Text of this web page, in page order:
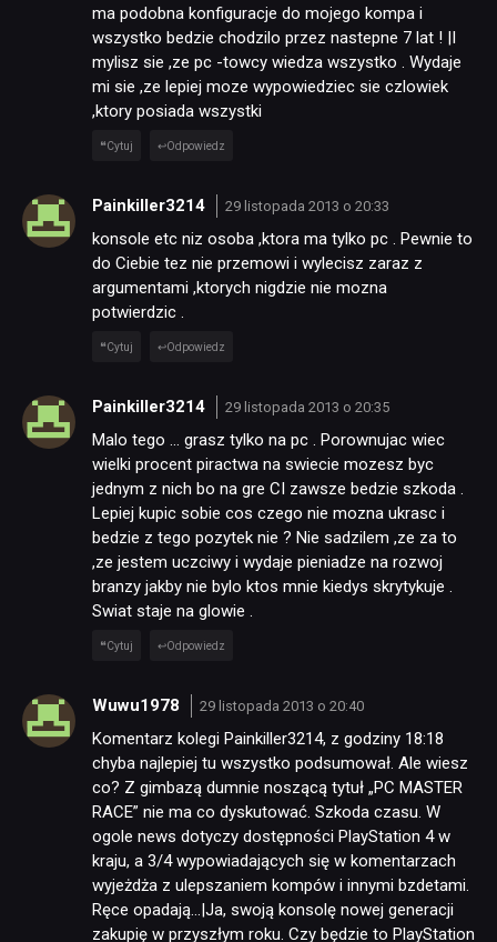
ma podobna konfiguracje do mojego kompa i
wszystko bedzie chodzilo przez nastepne 7 lat ! |I
mylisz sie ,ze pc -towcy wiedza wszystko . Wydaje
mi sie ,ze lepiej moze wypowiedziec sie czlowiek
,ktory posiada wszystki
Cytuj Odpowiedz
Painkiller3214 29 listopada 2013 o 20:33
konsole etc niz osoba ,ktora ma tylko pc . Pewnie to
do Ciebie tez nie przemowi i wylecisz zaraz z
argumentami ,ktorych nigdzie nie mozna
potwierdzic .
Cytuj Odpowiedz
Painkiller3214 29 listopada 2013 o 20:35
Malo tego … grasz tylko na pc . Porownujac wiec
wielki procent piractwa na swiecie mozesz byc
jednym z nich bo na gre CI zawsze bedzie szkoda .
Lepiej kupic sobie cos czego nie mozna ukrasc i
bedzie z tego pozytek nie ? Nie sadzilem ,ze za to
,ze jestem uczciwy i wydaje pieniadze na rozwoj
branzy jakby nie bylo ktos mnie kiedys skrytykuje .
Swiat staje na glowie .
Cytuj Odpowiedz
Wuwu1978 29 listopada 2013 o 20:40
Komentarz kolegi Painkiller3214, z godziny 18:18
chyba najlepiej tu wszystko podsumował. Ale wiesz
co? Z gimbazą dumnie noszącą tytuł „PC MASTER
RACE” nie ma co dyskutować. Szkoda czasu. W
ogole news dotyczy dostępności PlayStation 4 w
kraju, a 3/4 wypowiadających się w komentarzach
wyjeżdża z ulepszaniem kompów i innymi bzdetami.
Ręce opadają…|Ja, swoją konsolę nowej generacji
zakupię w przyszłym roku. Czy będzie to PlayStation